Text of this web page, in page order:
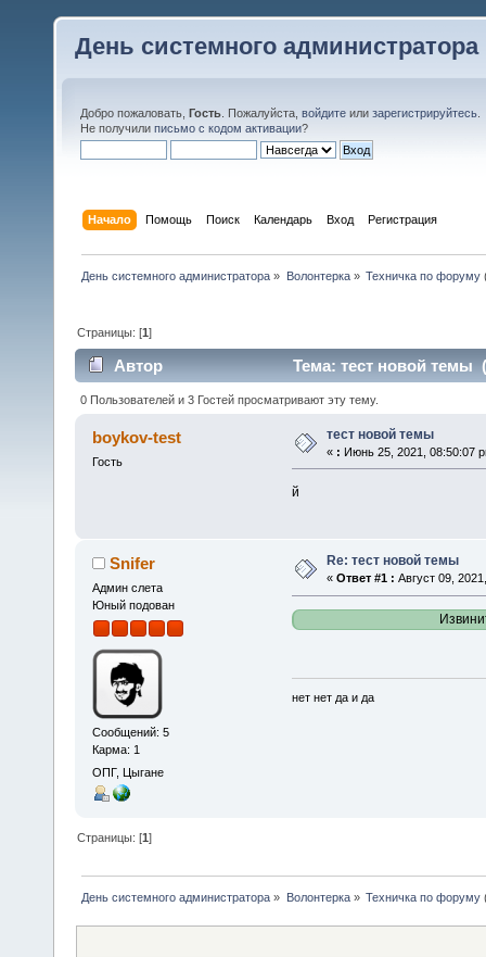
День системного администратора
Добро пожаловать, Гость . Пожалуйста, войдите или зарегистрируйтесь
Не получили письмо с кодом активации?
Начало Помощь Поиск Календарь Вход Регистрация
День системного администратора » Волонтерка» Техничка по форуму
Страницы: [1]
Автор Тема: тест новой темы
0 Пользователей и 3 Гостей просматривают эту тему.
boykov-test
Гость
тест новой темы
« : Июнь 25, 2021, 08:50:07
й
Snifer
Админ слета
Юный подован
Сообщений: 5
Карма: 1
ОПГ, Цыгане
Re: тест новой темы
« Ответ #1 : Август 09,
нет нет да и да
Страницы: [1]
День системного администратора » Волонтерка» Техничка по форуму